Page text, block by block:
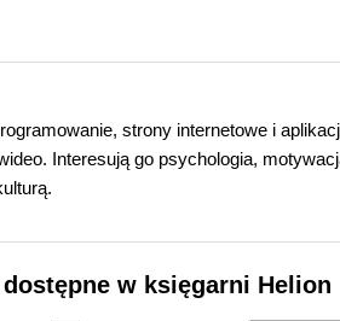
strony internetowe i
Interesują go psychologia,
w księgarni Helion